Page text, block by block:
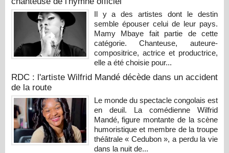
Il y a des artistes dont le destin
semble épouser celui de leur pays.
Mamy Mbaye fait partie de cette
catégorie. Chanteuse, auteure-
compositrice, actrice et productrice,
elle a été choisie pour...
RDC : l'artiste Wilfrid Mandé décède dans un accident
de la route
Le monde du spectacle congolais est
en deuil. La comédienne Wilfrid
Mandé, figure montante de la scène
humoristique et membre de la troupe
théâtrale « Cedubon », a perdu la vie
dans la nuit de...